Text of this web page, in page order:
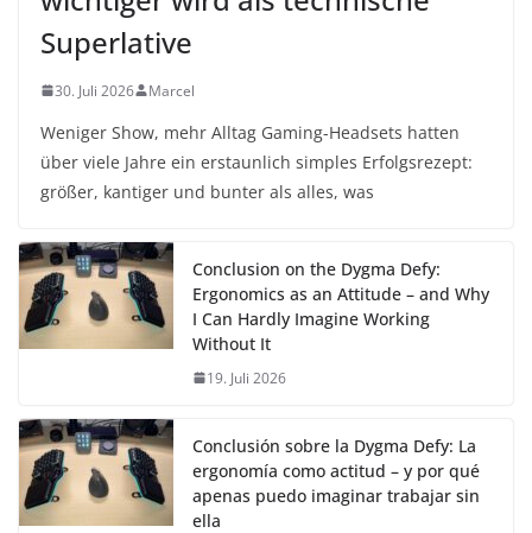
Superlative
30. Juli 2026 Marcel
Weniger Show, mehr Alltag Gaming-Headsets hatten
über viele Jahre ein erstaunlich simples Erfolgsrezept:
größer, kantiger und bunter als alles, was
Conclusion on the Dygma Defy:
Ergonomics as an Attitude – and Why
I Can Hardly Imagine Working
Without It
19. Juli 2026
Conclusión sobre la Dygma Defy: La
ergonomía como actitud – y por qué
apenas puedo imaginar trabajar sin
ella